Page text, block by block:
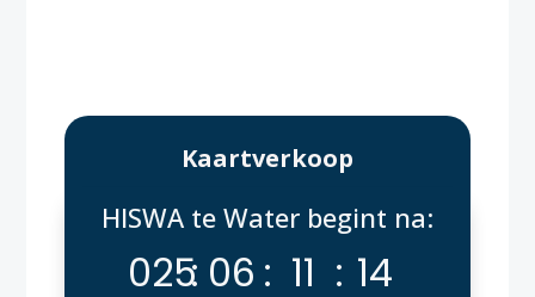
Kaartverkoop
HISWA te Water begint na:
025
: 06 : 11 : 14